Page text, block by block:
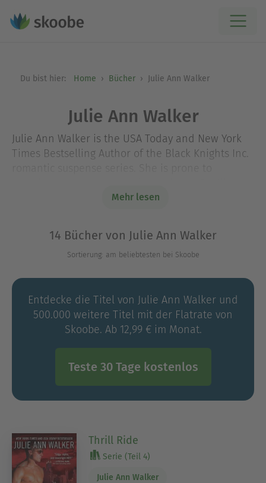
Du bist hier: Home Bücher Julie Ann Walker
Julie Ann Walker
Julie Ann Walker is the USA Today and New York
Times Bestselling Author of the Black Knights Inc.
never say no to sharing a glass of wine or going
the scheduled kind, and she takes her coffee with
milk. You can find her on her bicycle along the
lake shore in Chicago or blasting away at her
imagination into submission. For more
information, please visit www.julieannwalker.com
or follow her on Facebook
www.facebook.com/jawalkerauthor and/or Twitter
Mehr lesen
14 Bücher von Julie Ann Walker
Sortierung: am beliebtesten bei Skoobe
Entdecke die Titel von Julie Ann Walker und
500.000 weitere Titel mit der Flatrate von
Skoobe. Ab 12,99 € im Monat.
Teste 30 Tage kostenlos
Thrill Ride
Serie (Teil 4)
Julie Ann Walker